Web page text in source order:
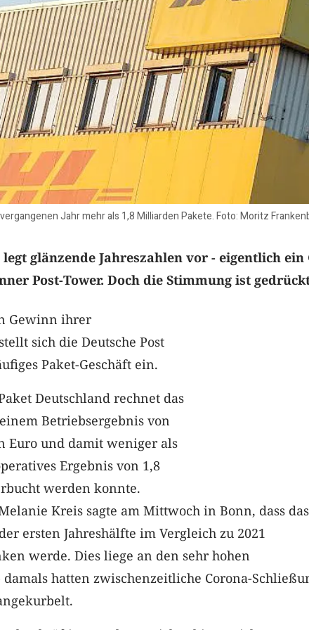
Jahr mehr als 1,8 Milliarden Pakete. Foto: Moritz
legt glänzende Jahreszahlen vor - eigentlich ein
Post-Tower. Doch die Stimmung ist
Gewinn ihrer
sich die Deutsche Post
Paket-Geschäft ein.
Deutschland rechnet das
Betriebsergebnis von
Euro und damit weniger als
Ergebnis von 1,8
werden konnte.
Kreis sagte am Mittwoch in Bonn, dass das
ersten Jahreshälfte im Vergleich zu 2021
werde. Dies liege an den sehr hohen
hatten zwischenzeitliche Corona-